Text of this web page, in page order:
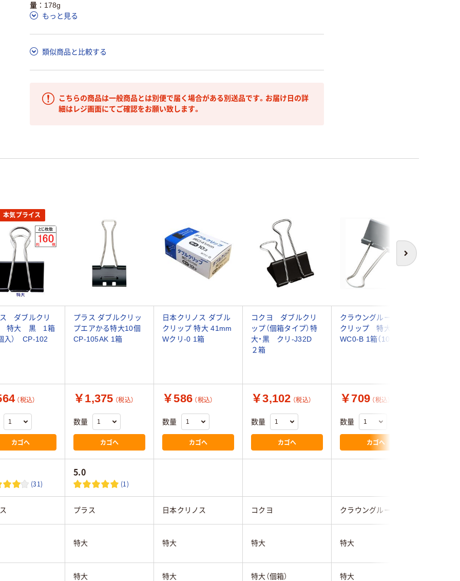
量
178g
もっと見る
類似商品と比較する
こちらの商品は一般商品とは別便で届く場合がある別送品です。お届け日の詳
細はレジ画面にてご確認をお願い致します。
次へ
本気プライス
ダブルクリ
特大 黒 1箱
入） CP-102
プラス ダブルクリッ
プエアかる特大10個
CP-105AK 1箱
日本クリノス ダブル
クリップ 特大 41mm
Wクリ-0 1箱
コクヨ ダブルクリ
ップ（個箱タイプ）特
大・黒 クリ-J32D
２箱
クラウングループ Ｗ
クリップ 特大 CR-
WC0-B 1箱（10個）
（税込）
カゴへ
￥1,375 （税込）
数量
カゴへ
￥586 （税込）
数量
カゴへ
￥3,102 （税込）
数量
カゴへ
￥709 （税込）
数量
カゴへ
(31)
5.0
(1)
プラス 日本クリノス コクヨ クラウングループ
特大 特大 特大 特大
特大 特大 特大（個箱） 特大